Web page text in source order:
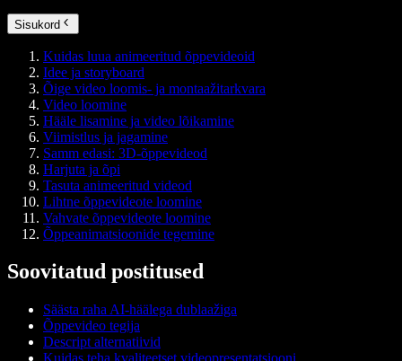
Sisukord
Kuidas luua animeeritud õppevideoid
Idee ja storyboard
Õige video loomis- ja montaažitarkvara
Video loomine
Hääle lisamine ja video lõikamine
Viimistlus ja jagamine
Samm edasi: 3D-õppevideod
Harjuta ja õpi
Tasuta animeeritud videod
Lihtne õppevideote loomine
Vahvate õppevideote loomine
Õppeanimatsioonide tegemine
Soovitatud postitused
Säästa raha AI-häälega dublaažiga
Õppevideo tegija
Descript alternatiivid